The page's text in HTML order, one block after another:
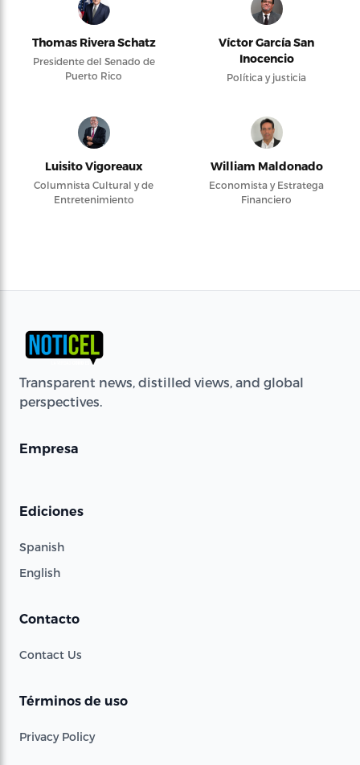
Thomas Rivera Schatz
Presidente del Senado de
Puerto Rico
Víctor García San
Inocencio
Política y justicia
Luisito Vigoreaux
Columnista Cultural y de
Entretenimiento
William Maldonado
Economista y Estratega
Financiero
Transparent news, distilled views, and global
perspectives.
Empresa
Ediciones
Spanish
English
Contacto
Contact Us
Términos de uso
Privacy Policy